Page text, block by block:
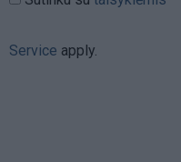
Service apply.